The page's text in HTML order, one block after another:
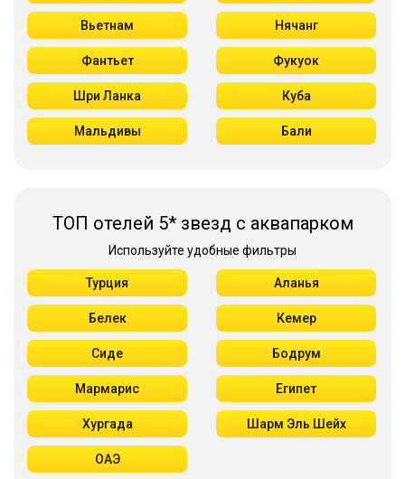
Вьетнам Нячанг
Фантьет Фукуок
Шри Ланка Куба
Мальдивы Бали
ТОП отелей 5* звезд с аквапарком
Используйте удобные фильтры
Турция Аланья
Белек Кемер
Сиде Бодрум
Мармарис Египет
Хургада Шарм Эль Шейх
ОАЭ